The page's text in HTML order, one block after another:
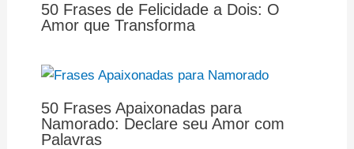
50 Frases de Felicidade a Dois: O
Amor que Transforma
50 Frases Apaixonadas para
Namorado: Declare seu Amor com
Palavras